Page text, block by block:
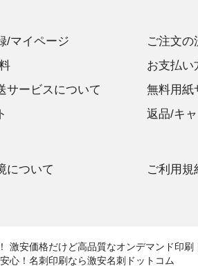
/マイページ ご注文の
お支払い
サービスについて 無料用紙
返品/キ
について ご利用規
激安価格だけど高品質なオンデマンド印
心！名刺印刷なら激安名刺ドットコム